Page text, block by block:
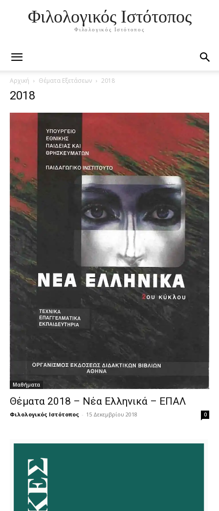
Φιλολογικός Ιστότοπος
Φιλολογικός Ιστότοπος
Αρχική Θέματα Εξετάσεων 2018
2018
Μαθήματα
Θέματα 2018 – Νέα Ελληνικά – ΕΠΑΛ
Φιλολογικός Ιστότοπος - 15 Δεκεμβρίου 2018 0